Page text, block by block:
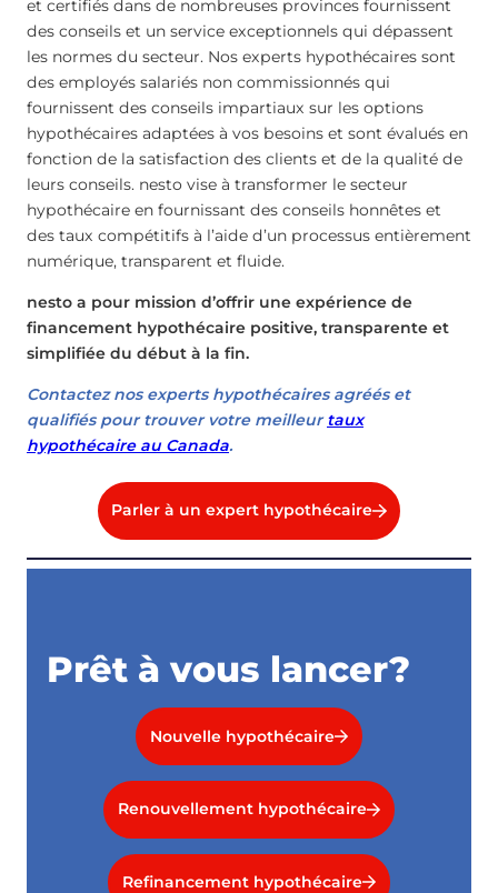
et certifiés dans de nombreuses provinces fournissent
des conseils et un service exceptionnels qui dépassent
les normes du secteur. Nos experts hypothécaires sont
des employés salariés non commissionnés qui
fournissent des conseils impartiaux sur les options
hypothécaires adaptées à vos besoins et sont évalués en
fonction de la satisfaction des clients et de la qualité de
leurs conseils. nesto vise à transformer le secteur
hypothécaire en fournissant des conseils honnêtes et
des taux compétitifs à l’aide d’un processus entièrement
numérique, transparent et fluide.
nesto a pour mission d’offrir une expérience de
financement hypothécaire positive, transparente et
simplifiée du début à la fin.
Contactez nos experts hypothécaires agréés et
qualifiés pour trouver votre meilleurtaux
hypothécaire au Canada.
Parler à un expert hypothécaire
Prêt à vous lancer?
Nouvelle hypothécaire
Renouvellement hypothécaire
Refinancement hypothécaire